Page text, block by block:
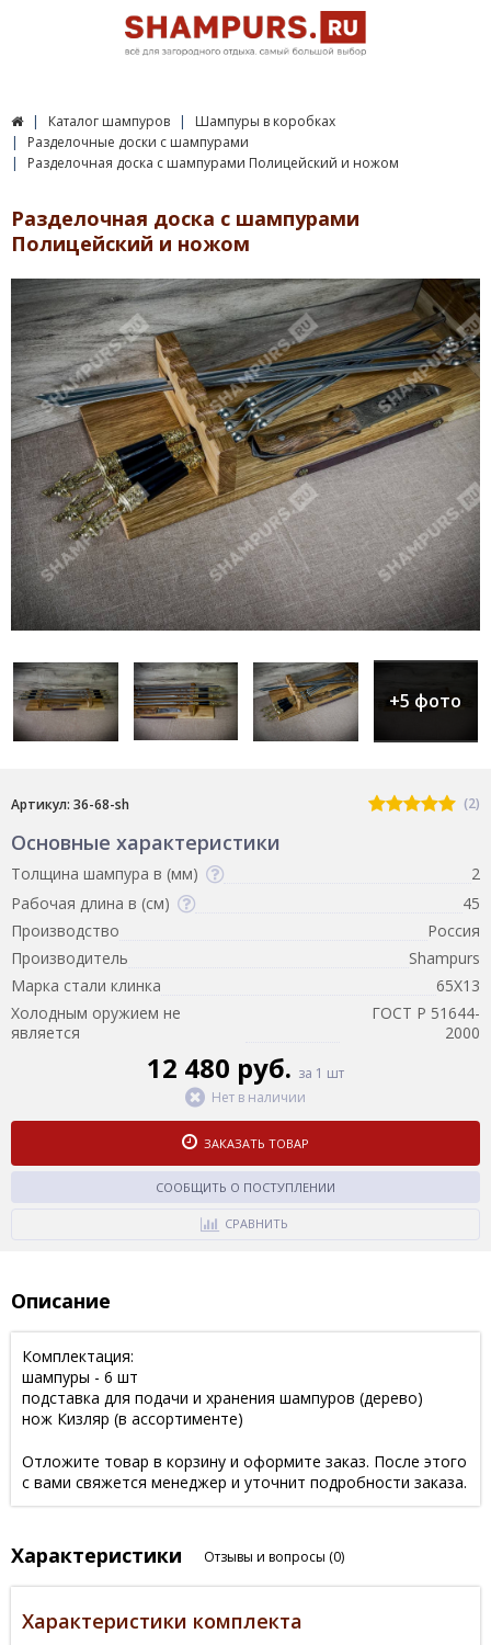
Каталог шампуров
Шампуры в коробках
Разделочные доски с шампурами
Разделочная доска с шампурами Полицейский и ножом
Разделочная доска с шампурами
Полицейский и ножом
+5 фото
Артикул: 36-68-sh (2)
Основные характеристики
Толщина шампура в (мм)
2
Рабочая длина в (см)
45
Производство
Россия
Производитель
Shampurs
Марка стали клинка
65Х13
Холодным оружием не
является
ГОСТ Р 51644-
2000
12 480 руб. за 1 шт
Нет в наличии
ЗАКАЗАТЬ ТОВАР
СООБЩИТЬ О ПОСТУПЛЕНИИ
СРАВНИТЬ
Описание
Комплектация:
шампуры - 6 шт
подставка для подачи и хранения шампуров (дерево)
нож Кизляр (в ассортименте)
Отложите товар в корзину и оформите заказ. После этого
с вами свяжется менеджер и уточнит подробности заказа.
Характеристики Отзывы и вопросы (0)
Характеристики комплекта